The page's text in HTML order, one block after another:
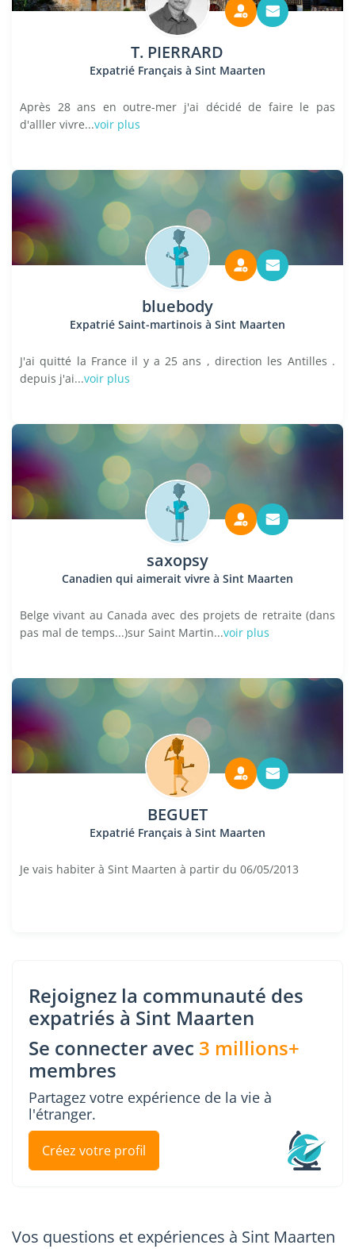
T. PIERRARD
Expatrié Français à Sint Maarten
Après 28 ans en outre-mer j'ai décidé de faire le pas
d'alller vivre...voir plus
bluebody
Expatrié Saint-martinois à Sint Maarten
J'ai quitté la France il y a 25 ans , direction les Antilles .
depuis j'ai...voir plus
saxopsy
Canadien qui aimerait vivre à Sint Maarten
Belge vivant au Canada avec des projets de retraite (dans
pas mal de temps...)sur Saint Martin...voir plus
BEGUET
Expatrié Français à Sint Maarten
Je vais habiter à Sint Maarten à partir du 06/05/2013
Rejoignez la communauté des
expatriés à Sint Maarten
Se connecter avec 3 millions+
membres
Partagez votre expérience de la vie à
l'étranger.
Créez votre profil
Vos questions et expériences à Sint Maarten